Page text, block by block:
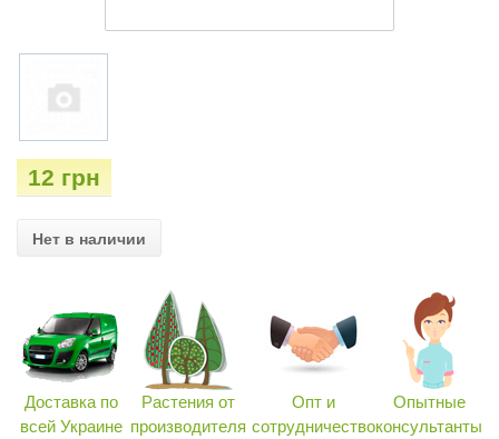
12 грн
Нет в наличии
Доставка по
всей Украине
Растения от
производителя
Опт и
сотрудничество
Опытные
консультанты